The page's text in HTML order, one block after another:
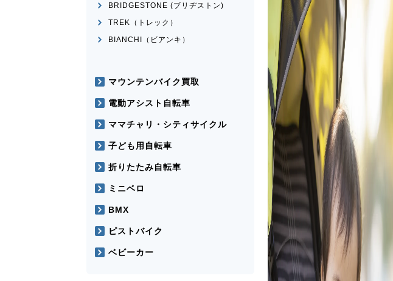
BRIDGESTONE (ブリヂストン)
TREK（トレック）
BIANCHI（ビアンキ）
マウンテンバイク買取
電動アシスト自転車
ママチャリ・シティサイクル
子ども用自転車
折りたたみ自転車
ミニベロ
BMX
ピストバイク
ベビーカー